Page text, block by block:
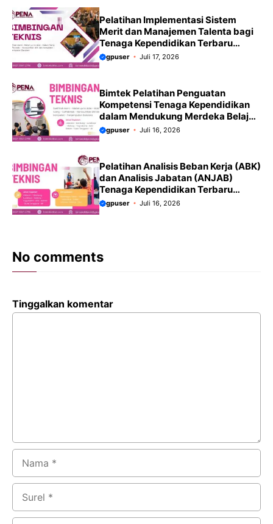
Pelatihan Implementasi Sistem
Merit dan Manajemen Talenta bagi
Tenaga Kependidikan Terbaru
2026-2027
gpuser Juli 17, 2026
Bimtek Pelatihan Penguatan
Kompetensi Tenaga Kependidikan
dalam Mendukung Merdeka Belajar
Terbaru 2026-2027
gpuser Juli 16, 2026
Pelatihan Analisis Beban Kerja (ABK)
dan Analisis Jabatan (ANJAB)
Tenaga Kependidikan Terbaru
2026-2027
gpuser Juli 16, 2026
No comments
Tinggalkan komentar